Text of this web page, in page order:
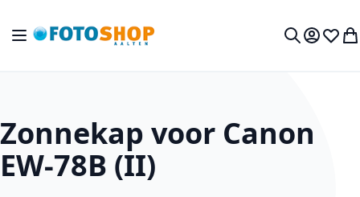
Toggle Nav
Mijn
Zonnekap voor Canon
EW-78B (II)